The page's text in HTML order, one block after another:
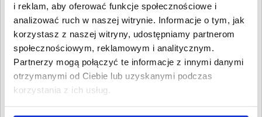
i reklam, aby oferować funkcje społecznościowe i
analizować ruch w naszej witrynie. Informacje o tym, jak
korzystasz z naszej witryny, udostępniamy partnerom
społecznościowym, reklamowym i analitycznym.
Partnerzy mogą połączyć te informacje z innymi danymi
otrzymanymi od Ciebie lub uzyskanymi podczas
korzystania z ich usług.
Wartość:
Koszty sądowe:630,39 PLN
Spłacono:
0,00 PLN
Całkowita
wartość wierzytelności:
3 018,08 PLN